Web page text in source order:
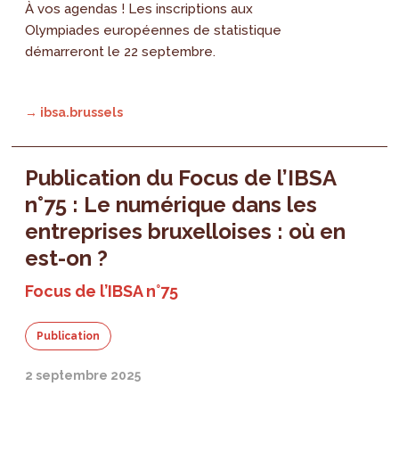
À vos agendas ! Les inscriptions aux
Olympiades européennes de statistique
démarreront le 22 septembre.
→ ibsa.brussels
Publication du Focus de l’IBSA
n°75 : Le numérique dans les
entreprises bruxelloises : où en
est-on ?
Focus de l’IBSA n°75
Publication
2 septembre 2025